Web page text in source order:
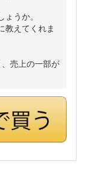
うか。
教えてくれま
売上の一部が